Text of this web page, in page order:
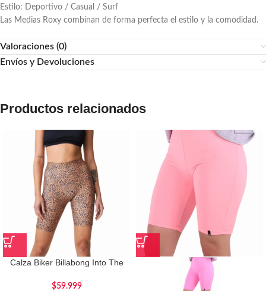
Estilo: Deportivo / Casual / Surf
Las Medias Roxy combinan de forma perfecta el estilo y la comodidad.
Valoraciones (0)
Envíos y Devoluciones
Productos relacionados
Calza Biker Billabong Into The
$59.999